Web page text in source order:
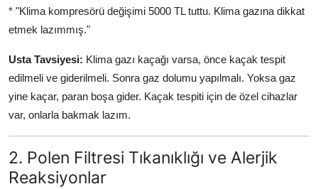
* "Klima kompresörü değişimi 5000 TL tuttu. Klima gazına dikkat
etmek lazımmış."
Usta Tavsiyesi: Klima gazı kaçağı varsa, önce kaçak tespit
edilmeli ve giderilmeli. Sonra gaz dolumu yapılmalı. Yoksa gaz
yine kaçar, paran boşa gider. Kaçak tespiti için de özel cihazlar
var, onlarla bakmak lazım.
2. Polen Filtresi Tıkanıklığı ve Alerjik
Reaksiyonlar